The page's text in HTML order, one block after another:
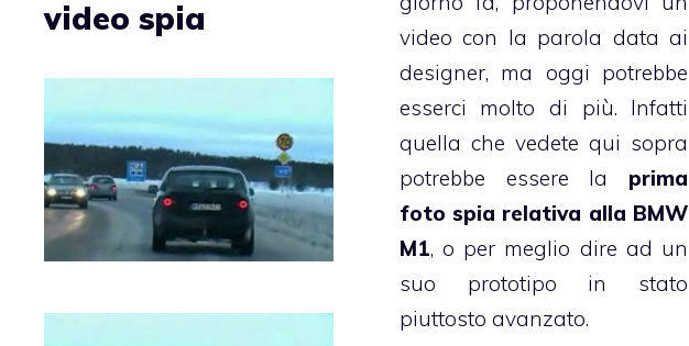
video con la parola data ai
designer, ma oggi potrebbe
esserci molto di più. Infatti
quella che vedete qui sopra
potrebbe essere la prima
foto spia relativa alla BMW
M1, o per meglio dire ad un
suo prototipo in stato
piuttosto avanzato.
video spia